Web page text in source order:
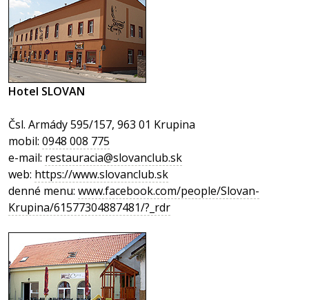
Hotel SLOVAN
Čsl. Armády 595/157, 963 01 Krupina
mobil: 0948 008 775
e-mail: restauracia@slovanclub.sk
web: https://www.slovanclub.sk
denné menu: www.facebook.com/people/Slovan-
Krupina/61577304887481/?_rdr